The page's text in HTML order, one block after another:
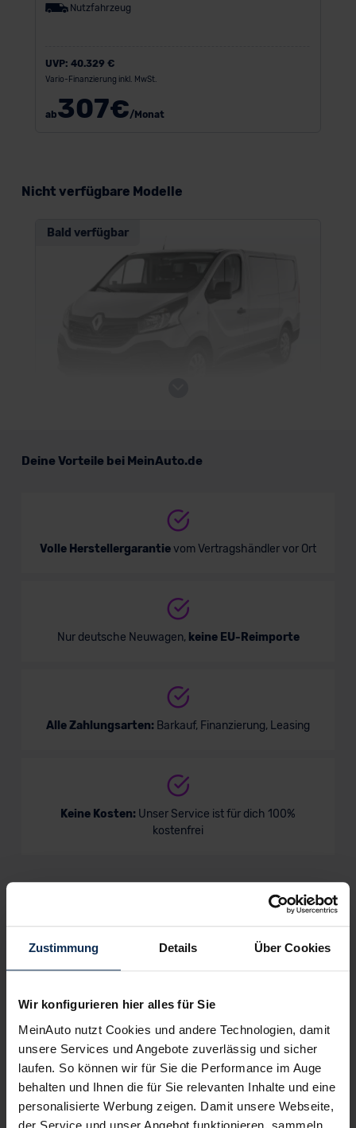
Zustimmung Details Über Cookies
Wir konfigurieren hier alles für Sie
MeinAuto nutzt Cookies und andere Technologien, damit
unsere Services und Angebote zuverlässig und sicher
laufen. So können wir für Sie die Performance im Auge
behalten und Ihnen die für Sie relevanten Inhalte und eine
personalisierte Werbung zeigen. Damit unsere Webseite,
der Service und unser Angebot funktionieren, sammeln
Nutzfahrzeug
UVP: 40.329 €
Vario-Finanzierung inkl. MwSt.
ab307€/Monat
Nicht verfügbare Modelle
Bald verfügbar
Kastenwagen
Renault Trafic E-Tech Kastenwagen
Deine Vorteile bei MeinAuto.de
Volle Herstellergarantievom Vertragshändler vor Ort
Nur deutsche Neuwagen, keine EU-Reimporte
Alle Zahlungsarten: Barkauf, Finanzierung, Leasing
Keine Kosten: Unser Service ist für dich 100%
kostenfrei
Kundenzufriedenheit!
MeinAuto.de hat langjährige Erfahrungen auf dem
dadurch ihr Wunschauto zum Top-Rabatt erhalten und